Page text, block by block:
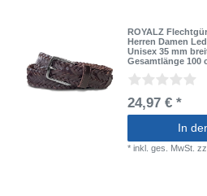
ROYALZ
Herren Damen
Unisex 35 mm
Gesamtlänge 100
24,97 € *
In
*inkl. ges. MwSt.